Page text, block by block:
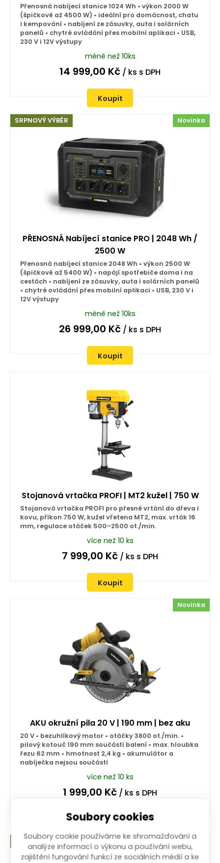
Přenosná nabíjecí stanice 1024 Wh • výkon 2000 W
(špičkově až 4500 W) • ideální pro domácnost, chatu
i kempování • nabíjení ze zásuvky, auta i solárních
panelů • chytré ovládání přes mobilní aplikaci • USB,
230 V i 12V výstupy
méně než 10ks
14 999,00 Kč / ks s DPH
Koupit
Novinka
SRPNOVÝ VÝBĚR
PŘENOSNÁ Nabíjecí stanice PRO | 2048 Wh /
2500 W
Přenosná nabíjecí stanice 2048 Wh • výkon 2500 W
(špičkově až 5400 W) • napájí spotřebiče doma i na
cestách • nabíjení ze zásuvky, auta i solárních panelů
• chytré ovládání přes mobilní aplikaci • USB, 230 V i
12V výstupy
méně než 10ks
26 999,00 Kč / ks s DPH
Koupit
Stojanová vrtačka PROFI | MT2 kužel | 750 W
Stojanová vrtačka PROFI pro přesné vrtání do dřeva i
kovu, příkon 750 W, kužel vřetena MT2, max. vrták 16
mm, regulace otáček 500–2500 ot./min.
více než 10 ks
7 999,00 Kč / ks s DPH
Koupit
Novinka
AKU okružní pila 20 V | 190 mm | bez aku
20 V • bezuhlíkový motor • otáčky 3800 ot./min. •
pilový kotouč 190 mm součástí balení • max. hloubka
řezu 62 mm • hmotnost 2,4 kg • akumulátor a
nabíječka nejsou součástí
více než 10 ks
1 999,00 Kč / ks s DPH
Koupit
SRPNOVÝ VÝBĚR
Soubory cookies
Soubory cookie používáme ke shromažďování a
analýze informací o výkonu a používání webu,
zajištění fungování funkcí ze sociálních médií a ke